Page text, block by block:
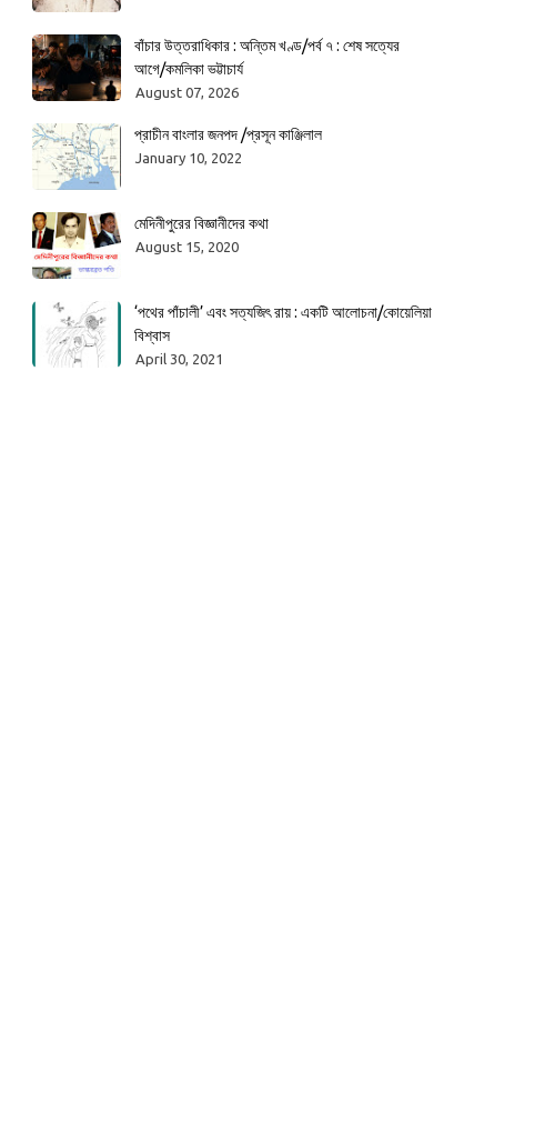
বাঁচার উত্তরাধিকার : অন্তিম খণ্ড/পর্ব ৭ : শেষ সত্যের
আগে/কমলিকা ভট্টাচার্য
August 07, 2026
প্রাচীন বাংলার জনপদ /প্রসূন কাঞ্জিলাল
January 10, 2022
মেদিনীপুরের বিজ্ঞানীদের কথা
August 15, 2020
‘পথের পাঁচালী’ এবং সত্যজিৎ রায় : একটি আলোচনা/কোয়েলিয়া
বিশ্বাস
April 30, 2021